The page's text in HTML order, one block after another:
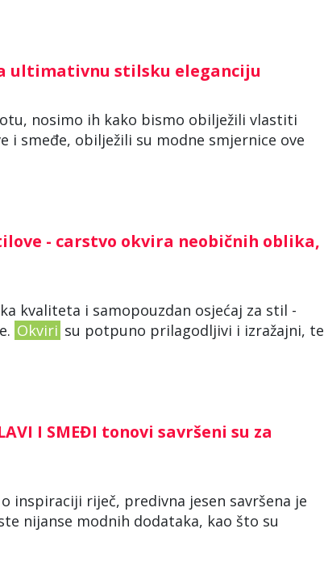
ultimativnu stilsku eleganciju
nosimo ih kako bismo obilježili vlastiti
i smeđe, obilježili su modne smjernice ove
- carstvo okvira neobičnih oblika,
kvaliteta i samopouzdan osjećaj za stil -
Okviri su potpuno prilagodljivi i izražajni, te
I SMEĐI tonovi savršeni su za
inspiraciji riječ, predivna jesen savršena je
nijanse modnih dodataka, kao što su